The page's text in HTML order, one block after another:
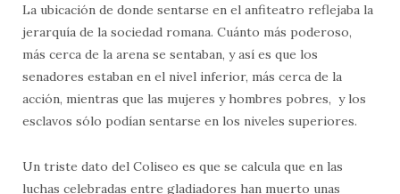
La ubicación de donde sentarse en el anfiteatro reflejaba la
jerarquía de la sociedad romana. Cuánto más poderoso,
más cerca de la arena se sentaban, y así es que los
senadores estaban en el nivel inferior, más cerca de la
acción, mientras que las mujeres y hombres pobres, y los
esclavos sólo podían sentarse en los niveles superiores.
Un triste dato del Coliseo es que se calcula que en las
luchas celebradas entre gladiadores han muerto unas